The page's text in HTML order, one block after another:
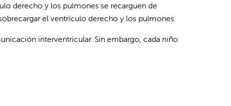
derecho y los pulmones se recarguen de
el ventrículo derecho y los pulmones.
interventricular. Sin embargo, cada niño